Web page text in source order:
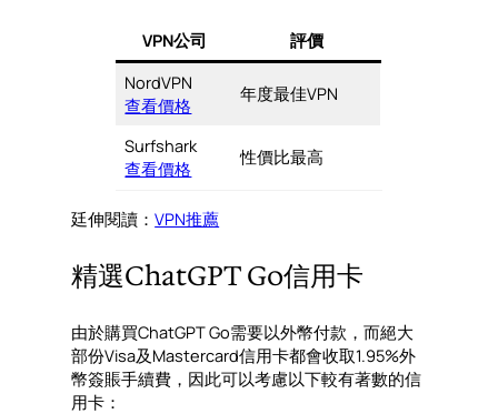
VPN公司
評價
NordVPN
查看價格
年度最佳VPN
Surfshark
查看價格
性價比最高
廷伸閱讀：VPN推薦
精選ChatGPT Go信用卡
由於購買ChatGPT Go需要以外幣付款，而絕大
部份Visa及Mastercard信用卡都會收取1.95%外
幣簽賬手續費，因此可以考慮以下較有著數的信
用卡：